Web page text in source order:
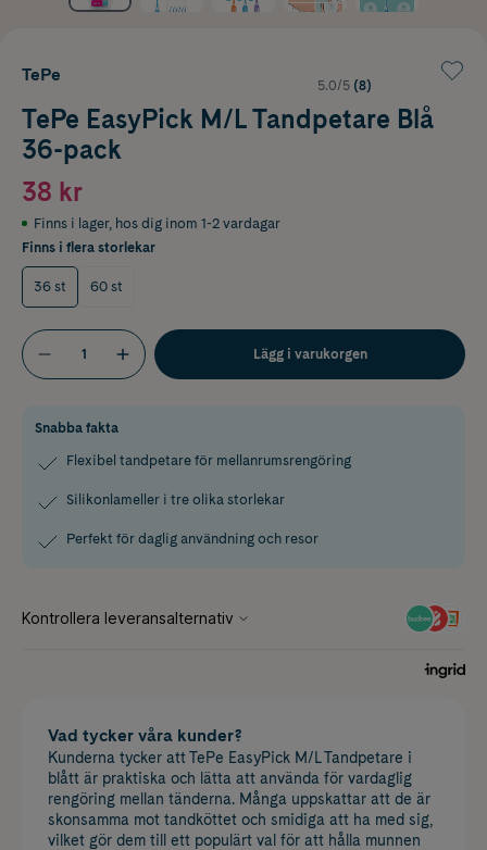
TePe
5.0/5 (8)
TePe EasyPick M/L Tandpetare Blå
36-pack
38 kr
Finns i lager, hos dig inom 1-2 vardagar
Finns i flera storlekar
36 st 60 st
Lägg i varukorgen
Snabba fakta
Flexibel tandpetare för mellanrumsrengöring
Silikonlameller i tre olika storlekar
Perfekt för daglig användning och resor
Vad tycker våra kunder?
Kunderna tycker att TePe EasyPick M/L Tandpetare i
blått är praktiska och lätta att använda för vardaglig
rengöring mellan tänderna. Många uppskattar att de är
skonsamma mot tandköttet och smidiga att ha med sig,
vilket gör dem till ett populärt val för att hålla munnen